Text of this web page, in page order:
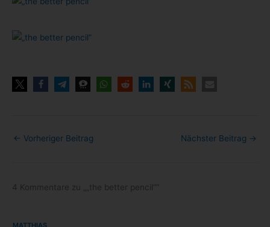
← Vorheriger Beitrag Nächster Beitrag →
4 Kommentare zu „„the better pencil““
MATTHIAS